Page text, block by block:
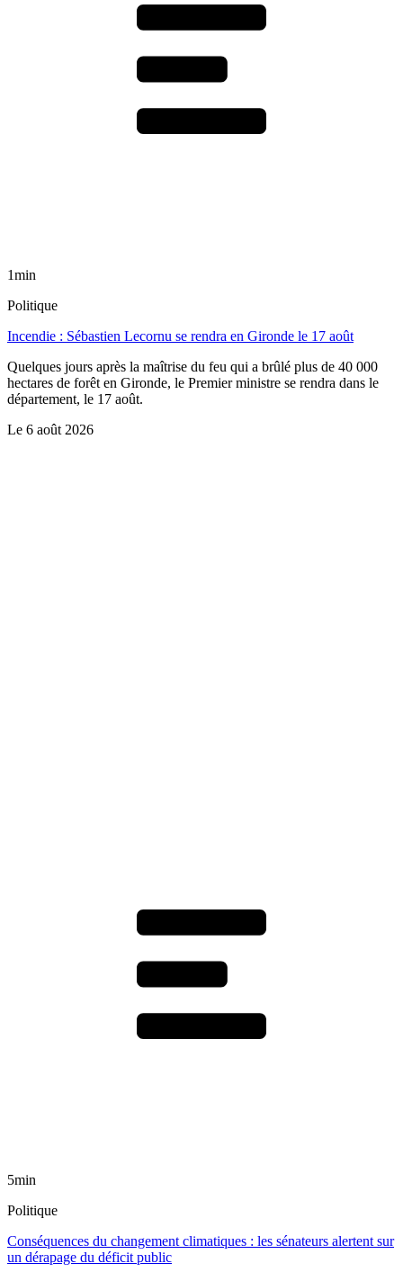
1min
Politique
Incendie : Sébastien Lecornu se rendra en Gironde le 17 août
Quelques jours après la maîtrise du feu qui a brûlé plus de 40 000
hectares de forêt en Gironde, le Premier ministre se rendra dans le
département, le 17 août.
Le 6 août 2026
5min
Politique
Conséquences du changement climatiques : les sénateurs alertent sur
un dérapage du déficit public